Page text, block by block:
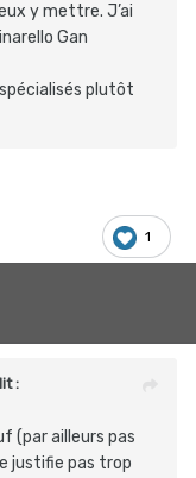
y mettre. J’ai
Gan
plutôt
1
:
(par ailleurs pas
justifie pas trop